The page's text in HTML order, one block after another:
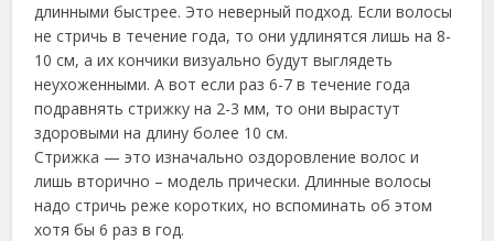
длинными быстрее. Это неверный подход. Если волосы
не стричь в течение года, то они удлинятся лишь на 8-
10 см, а их кончики визуально будут выглядеть
неухоженными. А вот если раз 6-7 в течение года
подравнять стрижку на 2-3 мм, то они вырастут
здоровыми на длину более 10 см.
Стрижка — это изначально оздоровление волос и
лишь вторично – модель прически. Длинные волосы
надо стричь реже коротких, но вспоминать об этом
хотя бы 6 раз в год.